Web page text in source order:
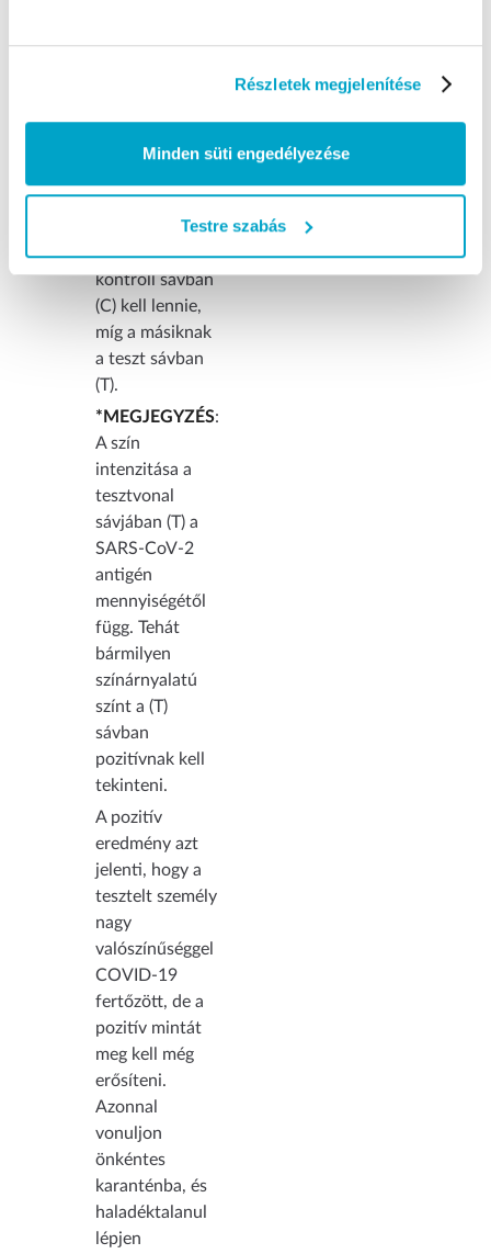
Részletek megjelenítése
Minden süti engedélyezése
Testre szabás
POZITÍV*: Két
jelenik meg. Az
egyik színes
vonalnak a
kontroll sávban
(C) kell lennie,
míg a másiknak
a teszt sávban
(T).
*MEGJEGYZÉS:
A szín
intenzitása a
tesztvonal
sávjában (T) a
SARS-CoV-2
antigén
mennyiségétől
függ. Tehát
bármilyen
színárnyalatú
színt a (T)
sávban
pozitívnak kell
tekinteni.
A pozitív
eredmény azt
jelenti, hogy a
tesztelt személy
nagy
valószínűséggel
COVID-19
fertőzött, de a
pozitív mintát
meg kell még
erősíteni.
Azonnal
vonuljon
önkéntes
karanténba, és
haladéktalanul
lépjen